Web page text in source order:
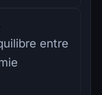
entre